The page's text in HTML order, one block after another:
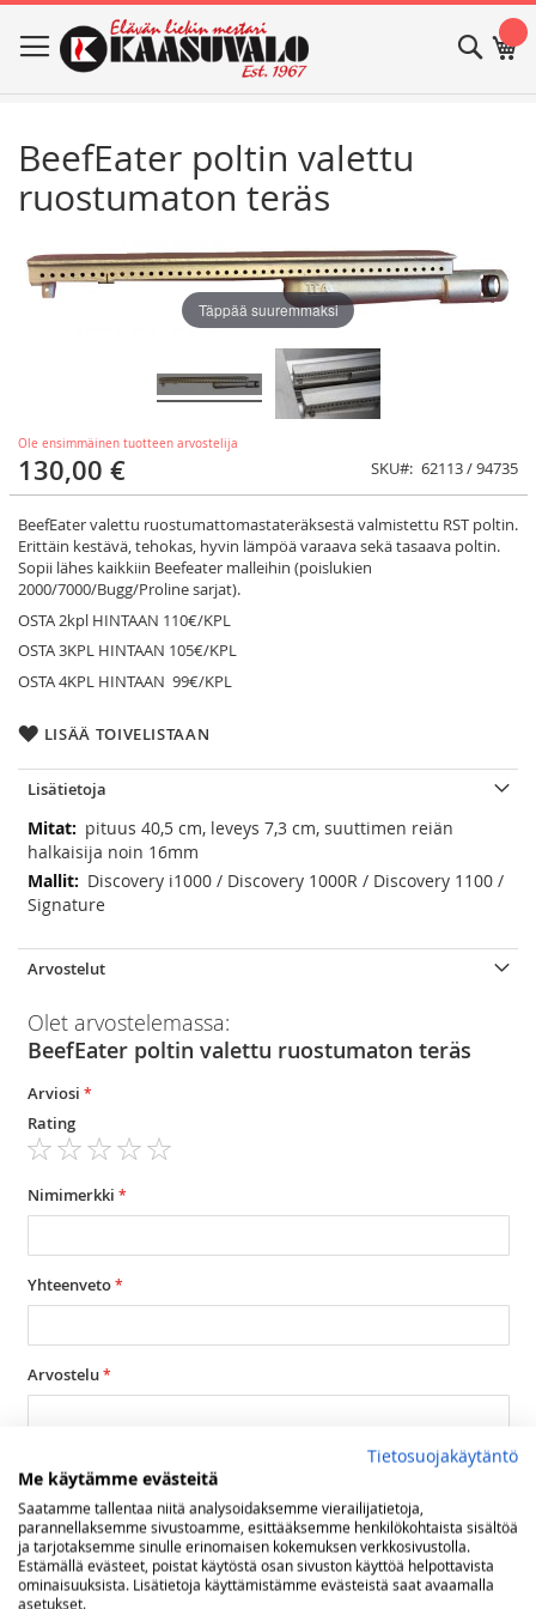
to
Content
Haku
BeefEater poltin valettu
ruostumaton teräs
Ole ensimmäinen tuotteen arvostelija
130,00 € SKU 62113 / 94735
BeefEater valettu ruostumattomastateräksestä valmistettu RST poltin.
Erittäin kestävä, tehokas, hyvin lämpöä varaava sekä tasaava poltin.
Sopii lähes kaikkiin Beefeater malleihin (poislukien
2000/7000/Bugg/Proline sarjat).
OSTA 2kpl HINTAAN 110€/KPL
OSTA 3KPL HINTAAN 105€/KPL
OSTA 4KPL HINTAAN 99€/KPL
LISÄÄ TOIVELISTAAN
to
the
to
the
Täppää suuremmaksi
Lisätietoja
Lisätietojapituus 40,5 cm, leveys 7,3 cm, suuttimen reiän
halkaisija noin 16mm
Discovery i1000 / Discovery 1000R / Discovery 1100 /
Signature
Arvostelut
Olet arvostelemassa:
BeefEater poltin valettu ruostumaton teräs
Arviosi
Rating
star
stars
stars
stars
stars
Nimimerkki
Yhteenveto
Arvostelu
Lähetä arvostelu
Tietosuojakäytäntö
Me käytämme evästeitä
Saatamme tallentaa niitä analysoidaksemme vierailijatietoja,
parannellaksemme sivustoamme, esittääksemme henkilökohtaista sisältöä
ja tarjotaksemme sinulle erinomaisen kokemuksen verkkosivustolla.
Estämällä evästeet, poistat käytöstä osan sivuston käyttöä helpottavista
ominaisuuksista. Lisätietoja käyttämistämme evästeistä saat avaamalla
asetukset.